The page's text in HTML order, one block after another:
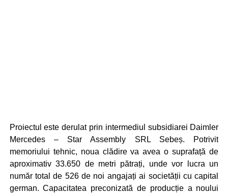
Proiectul este derulat prin intermediul subsidiarei Daimler
Mercedes – Star Assembly SRL Sebeș. Potrivit
memoriului tehnic, noua clădire va avea o suprafață de
aproximativ 33.650 de metri pătrați, unde vor lucra un
număr total de 526 de noi angajați ai societății cu capital
german. Capacitatea preconizată de producție a noului